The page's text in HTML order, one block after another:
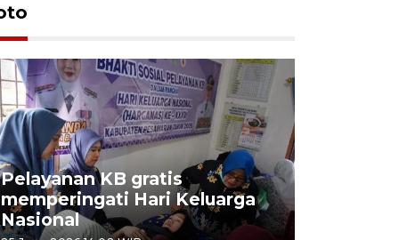
Pelayanan KB gratis
memperingati Hari Keluarga
Nasional